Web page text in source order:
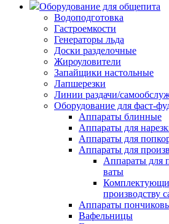
Оборудование для общепита
Водоподготовка
Гастроемкости
Генераторы льда
Доски разделочные
Жироуловители
Запайщики настольные
Лапшерезки
Линии раздачи/
Оборудование для фаст-
Аппараты блинные
Аппараты для
Аппараты для
Аппараты для
Аппараты для
ваты
производству
Аппараты
Вафельницы